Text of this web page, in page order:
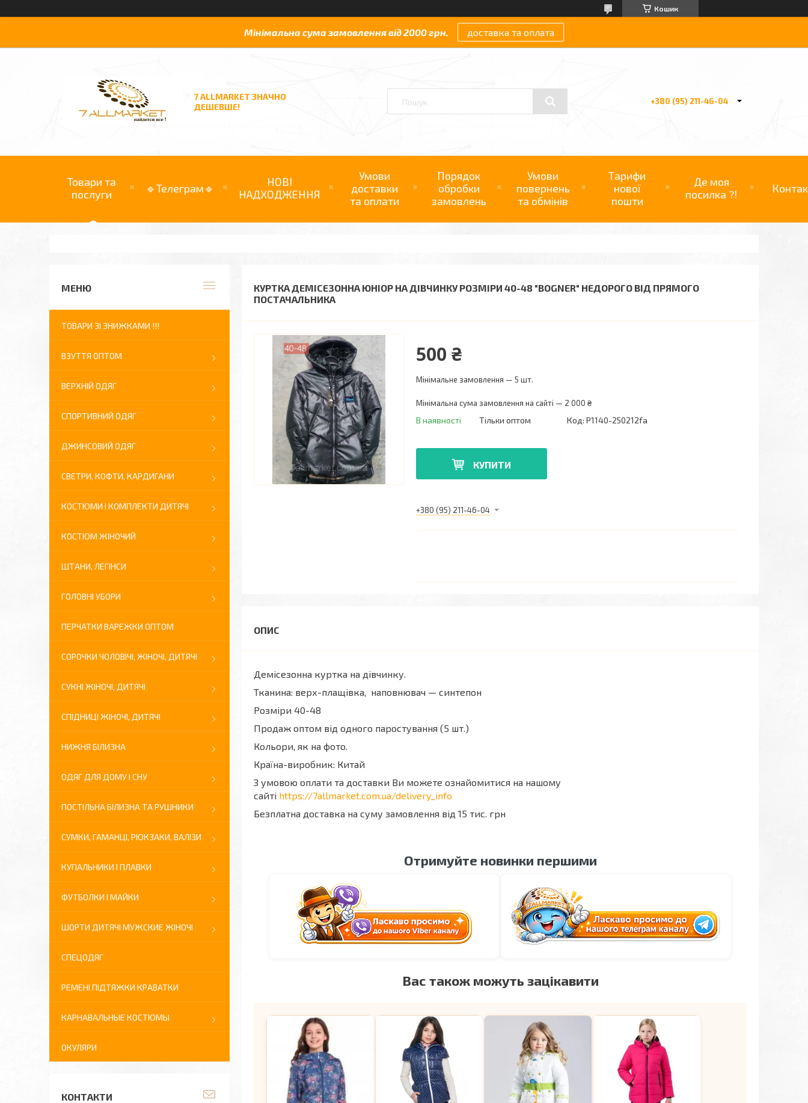
Кошик
Мінімальна сума замовлення від 2000 грн. доставка та оплата
7 ALLMARKET ЗНАЧНО
ДЕШЕВШЕ!
+380 (95) 211-46-04
Товари та
послуги
🔹Телеграм🔹
НОВІ
НАДХОДЖЕННЯ
Умови
доставки
та оплати
Порядок
обробки
замовлень
Умови
повернень
та обмінів
Тарифи
нової
пошти
Де моя
посилка ?!
КУРТКА ДЕМІСЕЗОННА ЮНІОР НА ДІВЧИНКУ РОЗМІРИ 40-48 "BOGNER" НЕДОРОГО ВІД ПРЯМОГО
ПОСТАЧАЛЬНИКА
500 ₴
Мінімальне замовлення — 5 шт.
Мінімальна сума замовлення на сайті — 2 000 ₴
В наявності Тільки оптом Код: P1140-250212fa
КУПИТИ
+380 (95) 211-46-04
Демісезонна куртка на дівчинку.
Тканина: верх-плащівка, наповнювач — синтепон
Розміри 40-48
Продаж оптом від одного паростування (5 шт.)
Кольори, як на фото.
Країна-виробник: Китай
З умовою оплати та доставки Ви можете ознайомитися на нашому
сайті https://7allmarket.com.ua/delivery_info
Безплатна доставка на суму замовлення від 15 тис. грн
Отримуйте новинки першими
Вас також можуть зацікавити
ТОВАРИ ЗІ ЗНИЖКАМИ !!!
ВЗУТТЯ ОПТОМ
ВЕРХНІЙ ОДЯГ
СПОРТИВНИЙ ОДЯГ
ДЖИНСОВИЙ ОДЯГ
СВЕТРИ, КОФТИ, КАРДИГАНИ
КОСТЮМИ І КОМПЛЕКТИ ДИТЯЧІ
КОСТЮМ ЖІНОЧИЙ
ШТАНИ, ЛЕГІНСИ
ГОЛОВНІ УБОРИ
ПЕРЧАТКИ ВАРЕЖКИ ОПТОМ
СОРОЧКИ ЧОЛОВІЧІ, ЖІНОЧІ, ДИТЯЧІ
СУКНІ ЖІНОЧІ, ДИТЯЧІ
СПІДНИЦІ ЖІНОЧІ, ДИТЯЧІ
НИЖНЯ БІЛИЗНА
ОДЯГ ДЛЯ ДОМУ І СНУ
ПОСТІЛЬНА БІЛИЗНА ТА РУШНИКИ
СУМКИ, ГАМАНЦІ, РЮКЗАКИ, ВАЛІЗИ
КУПАЛЬНИКИ І ПЛАВКИ
ФУТБОЛКИ І МАЙКИ
ШОРТИ ДИТЯЧІ МУЖСКИЕ ЖІНОЧІ
СПЕЦОДЯГ
РЕМЕНІ ПІДТЯЖКИ КРАВАТКИ
КАРНАВАЛЬНЫЕ КОСТЮМЫ
ОКУЛЯРИ
КОНТАКТИ